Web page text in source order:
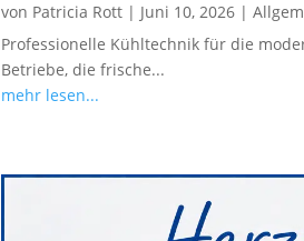
von Patricia Rott| Juni 10, 2026|
Professionelle Kühltechnik für die
Betriebe, die frische...
mehr lesen...